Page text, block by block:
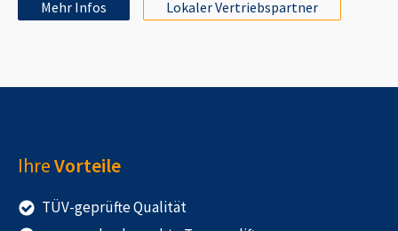
Mehr Infos Lokaler Vertriebspartner
IhreVorteile
TÜV-geprüfte Qualität